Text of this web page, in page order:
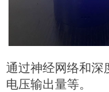
通过神经网络和深
电压输出量等。